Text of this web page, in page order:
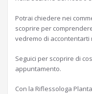
Potrai chiedere nei
scoprire per
vedremo di accontentarti
Seguici per scoprire di
appuntamento.
Con la Riflessologa